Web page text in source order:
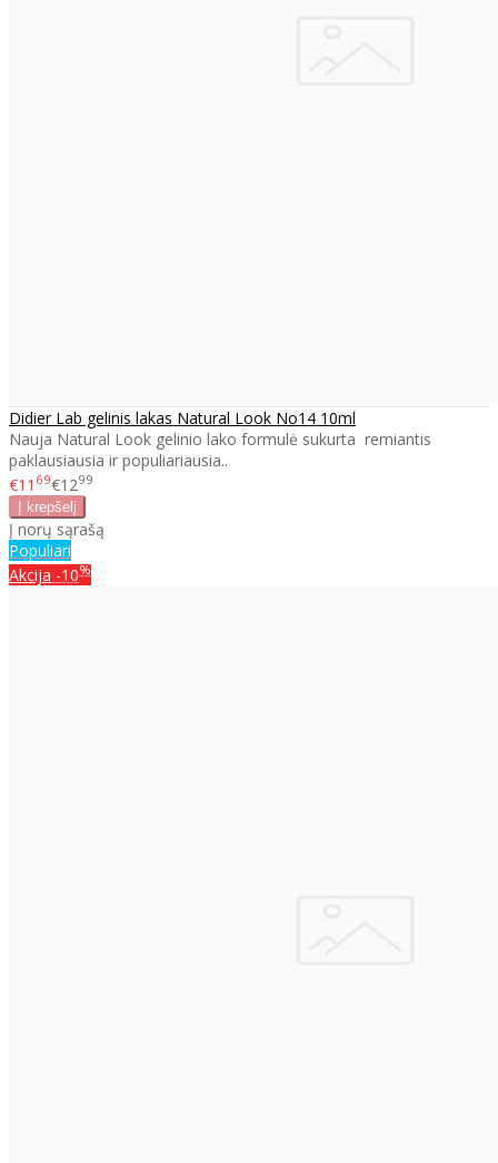
Didier Lab gelinis lakas Natural Look No14 10ml
Nauja Natural Look gelinio lako formulė sukurta remiantis
paklausiausia ir populiariausia..
€11 69€1299
Į norų sąrašą
Populiari
Akcija -10%